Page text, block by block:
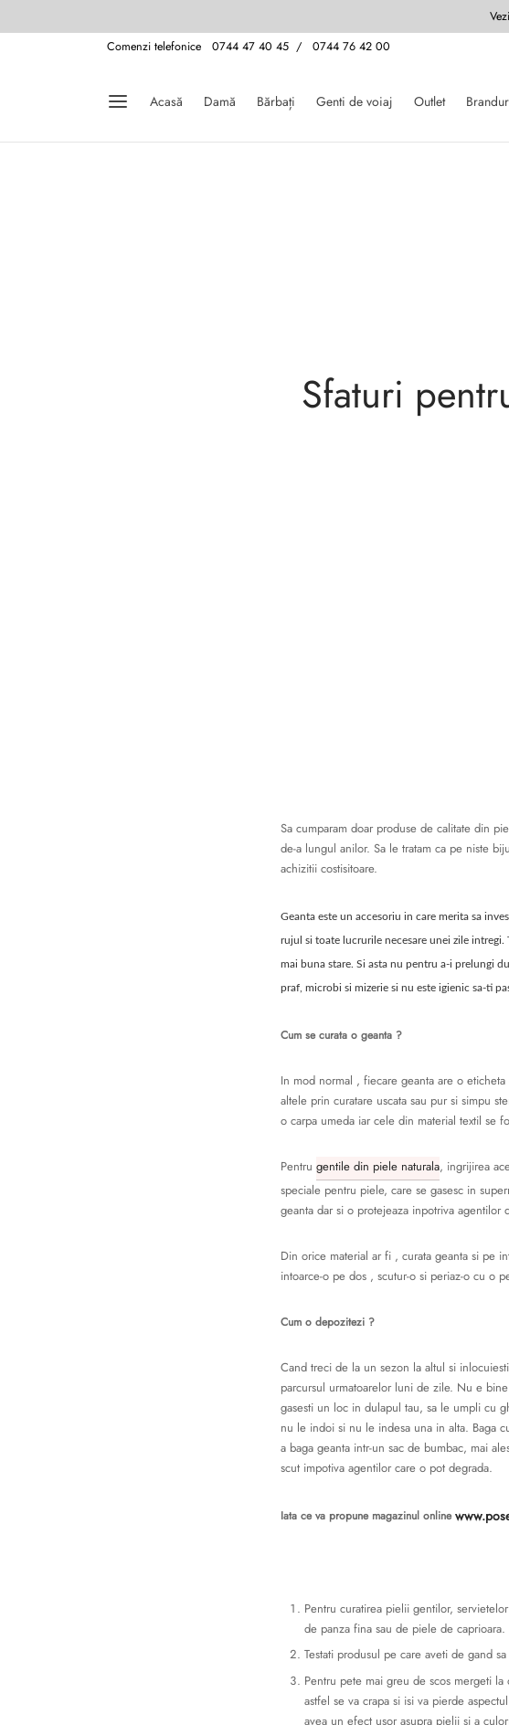
Comenzi telefonice 0744 47 40 45 / 0744 76 42 00
Acasă Damă Bărbați Genti de voiaj Outlet
Sfaturi
Sa cumparam doar produse de calitate din
de-a lungul anilor. Sa le tratam ca pe niste
achizitii costisitoare.
Geanta este un accesoriu in care merita sa
rujul si toate lucrurile necesare unei zile
mai buna stare. Si asta nu pentru a-i prelungi
praf, microbi si mizerie si nu este igienic sa-ti
Cum se curata o geanta ?
In mod normal , fiecare geanta are o
altele prin curatare uscata sau pur si simpu
o carpa umeda iar cele din material textil se
Pentru gentile din piele naturala, ingrijirea
speciale pentru piele, care se gasesc in
geanta dar si o protejeaza inpotriva
Din orice material ar fi , curata geanta si pe
intoarce-o pe dos , scutur-o si periaz-o cu o
Cum o depozitezi ?
Cand treci de la un sezon la altul si
parcursul urmatoarelor luni de zile. Nu e
gasesti un loc in dulapul tau, sa le umpli cu
nu le indoi si nu le indesa una in alta. Baga
a baga geanta intr-un sac de bumbac, mai
scut impotiva agentilor care o pot degrada.
Iata ce va propune magazinul online
Pentru curatirea pielii gentilor,
de panza fina sau de piele de
Testati produsul pe care aveti de gand
Pentru pete mai greu de scos mergeti
astfel se va crapa si isi va pierde
avea un efect usor asupra pielii si a